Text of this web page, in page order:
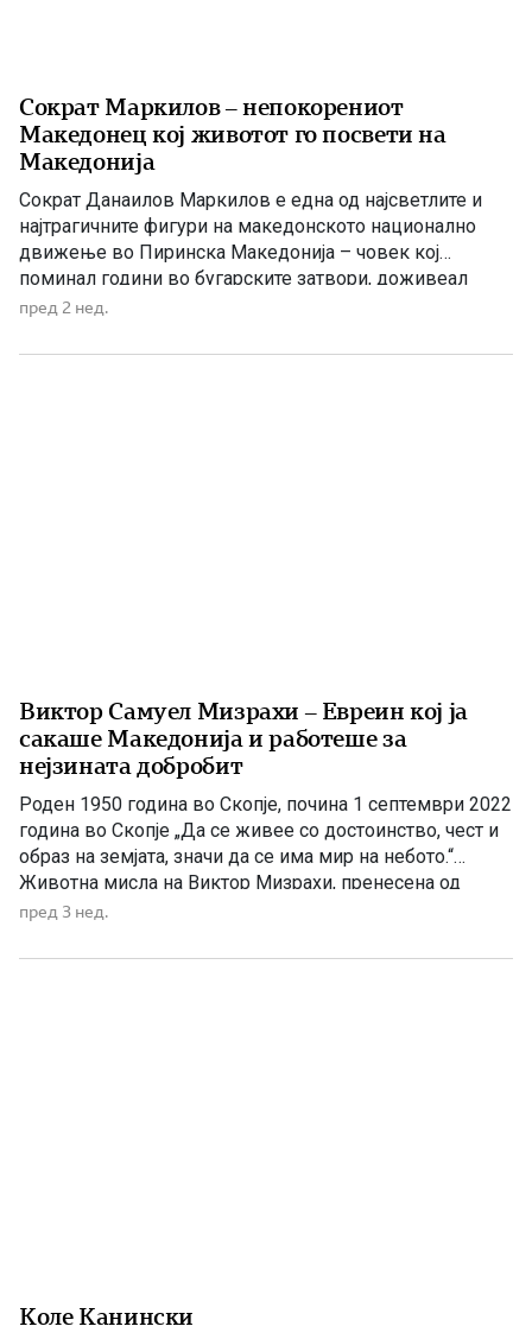
Сократ Маркилов – непокорениот
Македонец кој животот го посвети на
Македонија
Сократ Данаилов Маркилов е една од најсветлите и
најтрагичните фигури на македонското национално
движење во Пиринска Македонија – човек кој
поминал години во бугарските затвори, доживеал
тешка семејна трагедија, но никогаш не се откажал од
април 1921 година во селото Бутково, Валовишко,
пред 2 нед.
Виктор Самуел Мизрахи – Евреин кој ја
сакаше Македонија и работеше за
нејзината добробит
Роден 1950 година во Скопје, почина 1 септември 2022
година во Скопје „Да се живее со достоинство, чест и
образ на земјата, значи да се има мир на небото.“
Животна мисла на Виктор Мизрахи, пренесена од
неговата ќерка Рашела по неговата смрт. Постојат
само со зборови, туку […]
пред 3 нед.
Коле Канински